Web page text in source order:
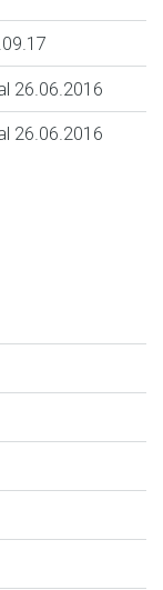
26.06.2016
26.06.2016